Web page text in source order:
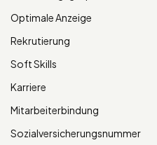
Optimale Anzeige
Rekrutierung
Soft Skills
Karriere
Mitarbeiterbindung
Sozialversicherungsnummer